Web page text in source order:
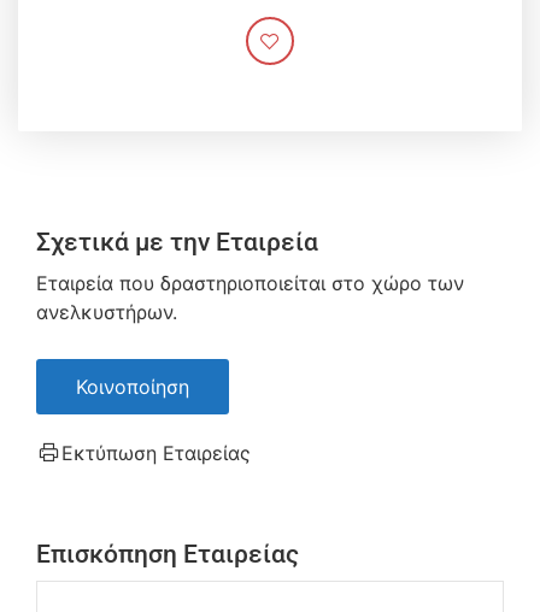
Σχετικά με την Εταιρεία
Εταιρεία που δραστηριοποιείται στο χώρο των
ανελκυστήρων.
Κοινοποίηση
Εκτύπωση Εταιρείας
Επισκόπηση Εταιρείας